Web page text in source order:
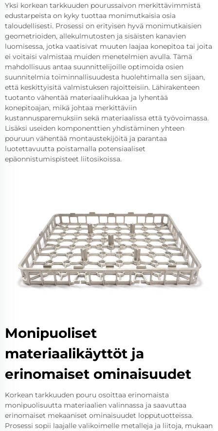
Yksi korkean tarkkuuden pourussaivon merkittävimmistä
edustarpeista on kyky tuottaa monimutkaisia osia
taloudellisesti. Prosessi on erityisen hyvä monimutkaisien
geometrioiden, allekulmutosten ja sisäisten kanavien
luomisessa, jotka vaatisivat muuten laajaa konepitoa tai joita
ei voitaisi valmistaa muiden menetelmien avulla. Tämä
mahdollisuus antaa suunnittelijoille optimoida osien
suunnitelmia toiminnallisuudesta huolehtimalla sen sijaan,
että keskittyisitä valmistuksen rajoitteisiin. Lähirakenteen
tuotanto vähentää materiaalihukkaa ja lyhentää
konepitoajan, mikä johtaa merkittäviin
kustannusparemuksiin sekä materiaalissa että työvoimassa.
Lisäksi useiden komponenttien yhdistäminen yhteen
pouruun vähentää montaustekijöitä ja parantaa
luotettavuutta poistamalla potensiaaliset
epäonnistumispisteet liitosikoissa.
Monipuoliset
materiaalikäyttöt ja
erinomaiset ominaisuudet
Korkean tarkkuuden pouru osoittaa erinomaista
monipuolisuutta materiaalien valinnassa ja saavuttaa
erinomaiset mekaaniset ominaisuudet lopputuotteissa.
Prosessi sopii laajalle valikoimelle metalleja ja liitoja, mukaan